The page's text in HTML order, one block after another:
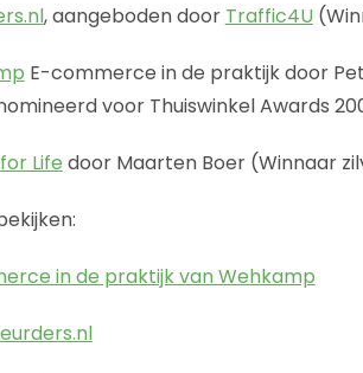
, aangeboden door Traffic4U
E-commerce in de praktijk door
voor Thuiswinkel Awards
Life door Maarten Boer (Winnaar
in de praktijk van Wehkamp